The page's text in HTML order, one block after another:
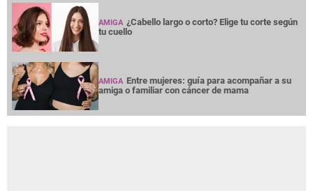
AMIGA ¿Cabello largo o corto? Elige tu corte según
tu cuello
AMIGA Entre mujeres: guía para acompañar a su
amiga o familiar con cáncer de mama